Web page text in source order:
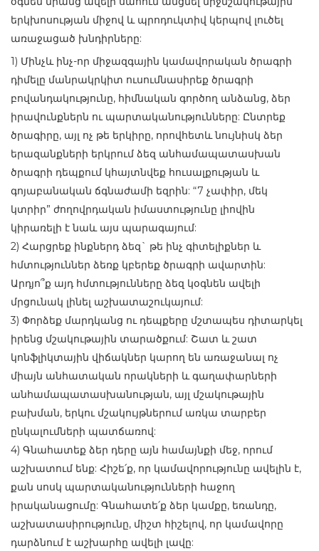
երկխոսության միջով և պրոդուկտիվ կերպով լուծել
առաջացած խնդիրները:
1) Մինչև ինչ-որ միջազգային կամավորական ծրագրի
դիմելը մանրակրկիտ ուսումնասիրեք ծրագրի
բովանդակությունը, հիմնական գործող անձանց, ձեր
իրավունքներն ու պարտականությունները: Ընտրեք
ծրագիրը, այլ ոչ թե երկիրը, որովհետև նույնիսկ ձեր
երազանքների երկրում ձեզ անհամապատասխան
ծրագրի դեպքում կհայտնվեք հուսալքության և
գոյաբանական ճգնաժամի եզրին: “7 չափիր, մեկ
կտրիր” ժողովրդական իմաստությունը լիովին
կիրառելի է նաև այս պարագայում:
2) Հարցրեք ինքներդ ձեզ` թե ինչ գիտելիքներ և
հմտություններ ձեռք կբերեք ծրագրի ավարտին:
Արդյո՞ք այդ հմտությունները ձեզ կօգնեն ավելի
մրցունակ լինել աշխատաշուկայում:
3) Փորձեք մարդկանց ու դեպքերը մշտապես դիտարկել
իրենց մշակութային տարածքում: Շատ և շատ
կոնֆլիկտային վիճակներ կարող են առաջանալ ոչ
միայն անհատական որակների և գաղափարների
անհամապատասխանության, այլ մշակութային
բախման, երկու մշակույթներում առկա տարբեր
ընկալումների պատճառով:
4) Գնահատեք ձեր դերը այն համայնքի մեջ, որում
աշխատում ենք: Հիշե՛ք, որ կամավորությունը ավելին է,
քան սոսկ պարտականությունների հաջող
իրականացումը: Գնահատե՛ք ձեր կամքը, եռանդը,
աշխատասիրությունը, միշտ հիշելով, որ կամավորը
դարձնում է աշխարհը ավելի լավը: